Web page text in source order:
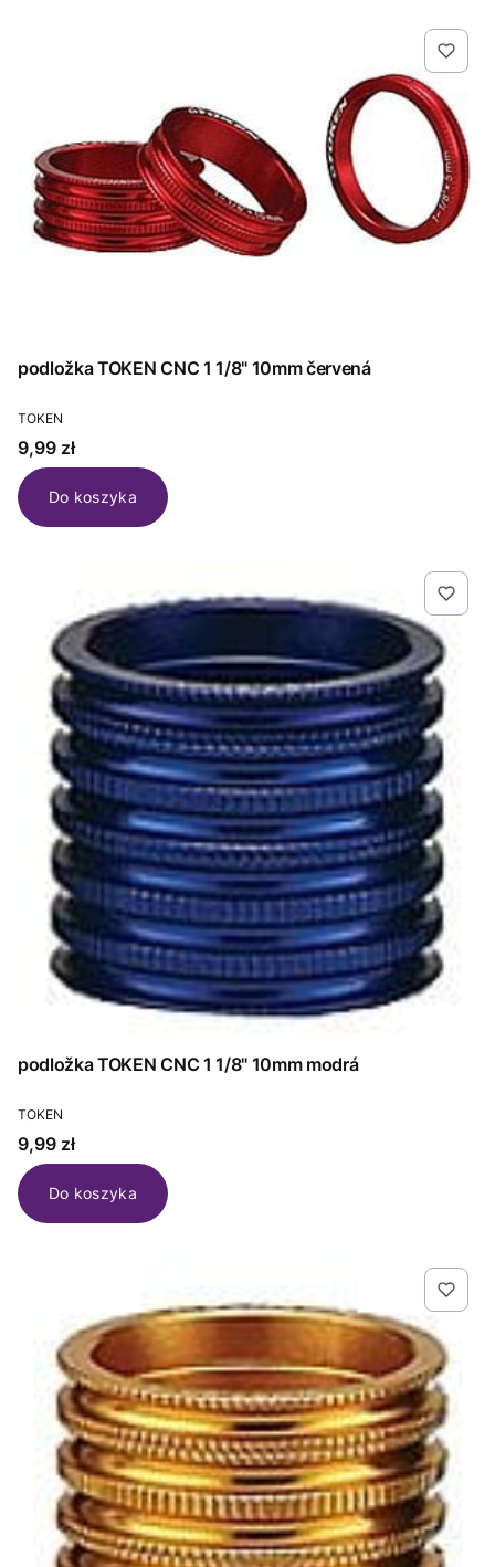
podložka TOKEN CNC 1 1/8" 10mm červená
PRODUCENT
TOKEN
Cena
9,99 zł
Do koszyka
podložka TOKEN CNC 1 1/8" 10mm modrá
PRODUCENT
TOKEN
Cena
9,99 zł
Do koszyka